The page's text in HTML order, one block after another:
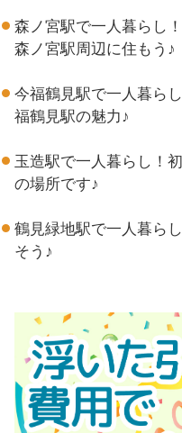
森ノ宮駅で一人暮らし
森ノ宮駅周辺に住もう♪
今福鶴見駅で一人暮ら
福鶴見駅の魅力♪
玉造駅で一人暮らし！
の場所です♪
鶴見緑地駅で一人暮ら
そう♪